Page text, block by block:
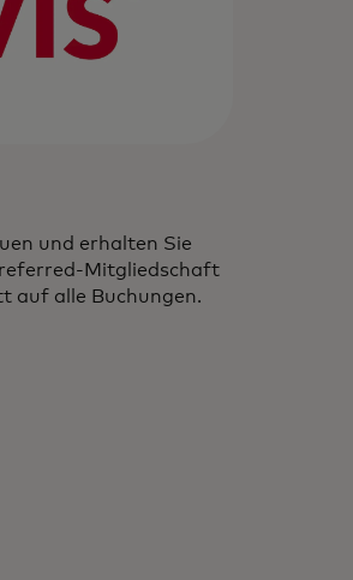
und erhalten Sie
Mitgliedschaft
auf alle Buchungen.
einer neuen Registerkarte geöffnet